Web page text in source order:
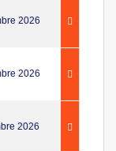
2026
2026
2026